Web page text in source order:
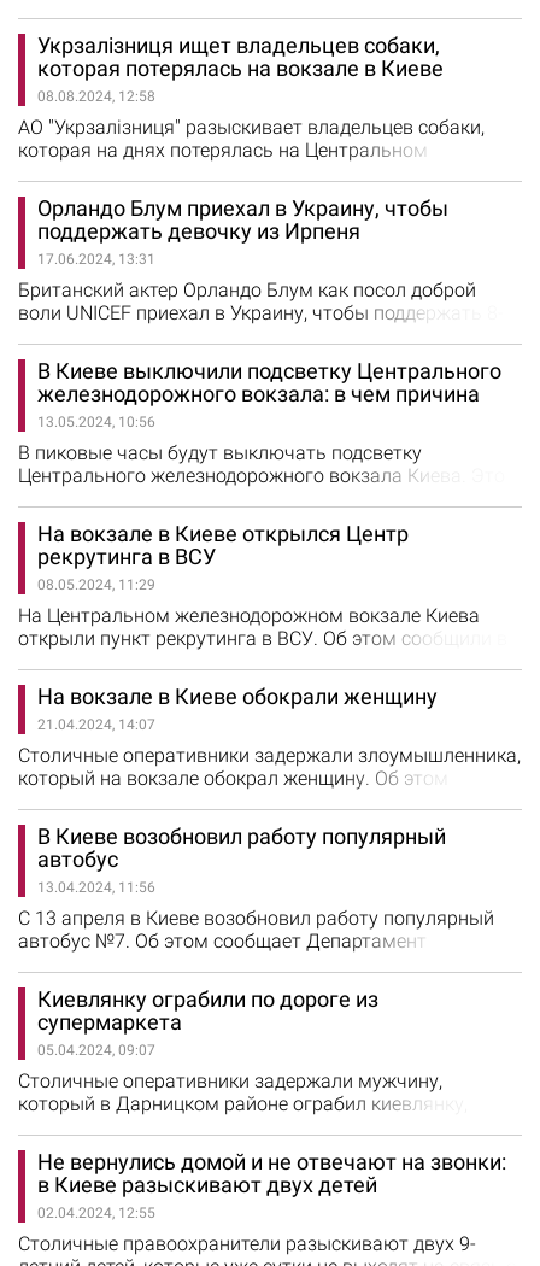
проходили в Париже. Об этом сообщили в Киевской
областной военной администрации. От Киевской
областной военной администрации спортсменов
встречали и.о. начальника Управления молодежи и
спорта КОВА Владимир Стеценко и директор
Киевского…
Укрзалізниця ищет владельцев собаки,
которая потерялась на вокзале в Киеве
08.08.2024, 12:58
АО "Укрзалізниця" разыскивает владельцев собаки,
которая на днях потерялась на Центральном
пресс-службе предприятия, в течение всего дня собака
пыталась найти среди пассажиров на вокзале своих
владельцев, но тщетно. Железнодорожники не смогли
оставить уставшее и голодное животное на улице,
поэтому временно взяли…
Орландо Блум приехал в Украину, чтобы
поддержать девочку из Ирпеня
17.06.2024, 13:31
Британский актер Орландо Блум как посол доброй
воли UNICEF приехал в Украину, чтобы поддержать 8-
UNICEF. Во время боев в Киевской области девочка
была вынуждена вместе с родителями бежать из
родного города. Девочка получила травму, которая
привела к частичной потере зрения. Но несмотря на
все ужасы она остается сильной и…
В Киеве выключили подсветку Центрального
железнодорожного вокзала: в чем причина
13.05.2024, 10:56
В пиковые часы будут выключать подсветку
Центрального железнодорожного вокзала Киева. Это
«Укрзалізниця». Для экономии электроэнергии
подсветку, кроме Киева, также выключили на вокзалах
Львова, Днепра, Одессы и Харькова. Отмечается, что в
случае необходимости на вокзалах снова заработают
пункты несокрушимости…
На вокзале в Киеве открылся Центр
рекрутинга в ВСУ
08.05.2024, 11:29
На Центральном железнодорожном вокзале Киева
открыли пункт рекрутинга в ВСУ. Об этом сообщили в
будут предоставлять информацию о системе работы и
адреса центров рекрутинга украинской армии. В
Минобороны отметили, что сейчас в разных регионах
Украины работает уже 20 центров рекрутинга
украинской армии, где предлагают…
На вокзале в Киеве обокрали женщину
21.04.2024, 14:07
Столичные оперативники задержали злоумышленника,
который на вокзале обокрал женщину. Об этом
женщины рюкзак с деньгами, документами и
телефоном. Фигурантом оказался 40-летний житель
Донецкой области, который ранее привлекался к
уголовной ответственности за совершение
аналогичных преступлений. У него изъяли
украденный…
В Киеве возобновил работу популярный
автобус
13.04.2024, 11:56
С 13 апреля в Киеве возобновил работу популярный
автобус №7. Об этом сообщает Департамент
курсирует так: "Львовская площадь -
железнодорожный вокзал "Центральный". На
маршруте будет работать автобус большой
вместимости с низким уровнем пола,
приспособленный для перевозки людей с
инвалидностью и маломобильных.…
Киевлянку ограбили по дороге из
супермаркета
05.04.2024, 09:07
Столичные оперативники задержали мужчину,
который в Дарницком районе ограбил киевлянку,
в полиции Киева. Киевлянка шла домой из
супермаркета, когда к ней подбежал неизвестный и
выхватил сумку с документами, деньгами,
банковскими карточками, мобильным телефоном и
другими личными вещами, после чего скрылся.
Не вернулись домой и не отвечают на звонки:
в Киеве разыскивают двух детей
02.04.2024, 12:55
Столичные правоохранители разыскивают двух 9-